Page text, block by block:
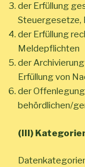
der Erfüllung
Steuergesetze,
der Erfüllung
Meldepflichten
der
Erfüllung von
der
behördlichen/
(III)